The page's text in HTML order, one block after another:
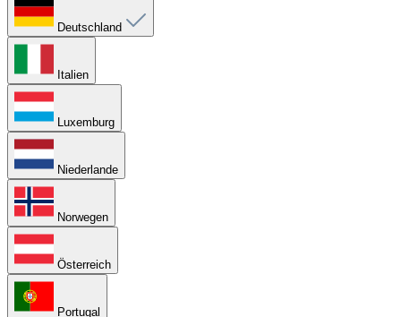
Deutschland
Italien
Luxemburg
Niederlande
Norwegen
Österreich
Portugal